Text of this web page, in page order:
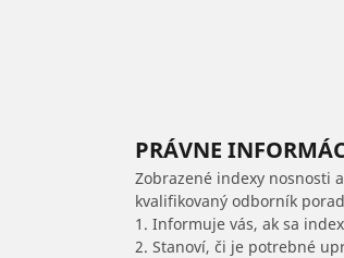
PRÁVNE
Zobrazené indexy nosnosti
kvalifikovaný odborník
1. Informuje vás, ak sa
2. Stanoví, či je potrebné